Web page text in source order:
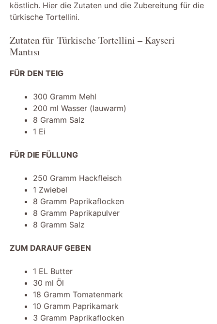
köstlich. Hier die Zutaten und die Zubereitung für die
türkische Tortellini.
Zutaten für Türkische Tortellini – Kayseri
Mantısı
FÜR DEN TEIG
300 Gramm Mehl
200 ml Wasser (lauwarm)
8 Gramm Salz
1 Ei
FÜR DIE FÜLLUNG
250 Gramm Hackfleisch
1 Zwiebel
8 Gramm Paprikaflocken
8 Gramm Paprikapulver
8 Gramm Salz
ZUM DARAUF GEBEN
1 EL Butter
30 ml Öl
18 Gramm Tomatenmark
10 Gramm Paprikamark
3 Gramm Paprikaflocken